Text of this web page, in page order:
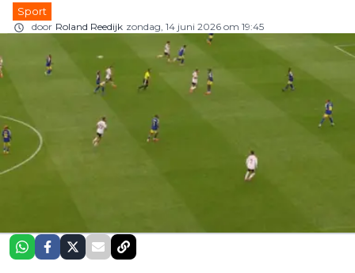
Sport
door Roland Reedijk zondag, 14 juni 2026 om 19:45